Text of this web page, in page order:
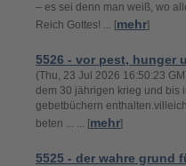
– es sei denn man weiß, wo
Reich Gottes! ... [mehr]
5526 - vor pest, hunger
(Thu, 23 Jul 2026 16:50:23
dem 30 jährigen krieg und bis
gebetbüchern
beten ... ... [mehr]
5525 - der wahre grund